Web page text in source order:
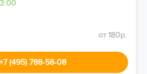
от 180р.
(495) 788-58-08